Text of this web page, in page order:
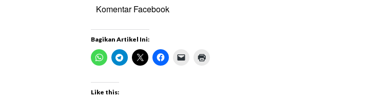
Komentar Facebook
Bagikan Artikel Ini:
Like this: